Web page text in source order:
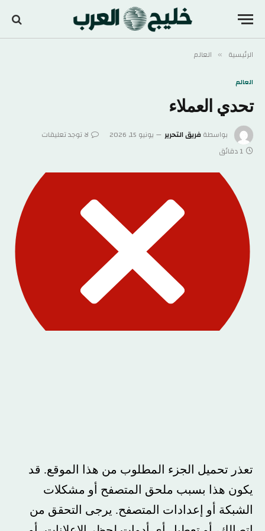
الرئيسية » العالم
العالم
تحدي العملاء
بواسطةفريق التحرير يونيو 15, 2026
لا توجد تعليقات
1 دقائق
تعذر تحميل الجزء المطلوب من هذا الموقع. قد
يكون هذا بسبب ملحق المتصفح أو مشكلات
الشبكة أو إعدادات المتصفح. يرجى التحقق من